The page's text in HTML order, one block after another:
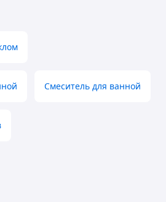
Смеситель для ванной